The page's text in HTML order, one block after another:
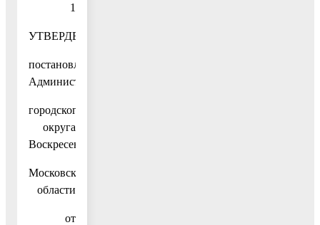
1
УТВЕРДЕНЫ
постановлением
Администрации
городского
округа
Воскресенск
Московской
области
от